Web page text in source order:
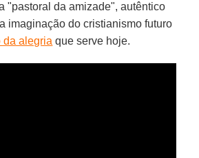
"pastoral da amizade", autêntico
imaginação do cristianismo futuro
da alegria que serve hoje.